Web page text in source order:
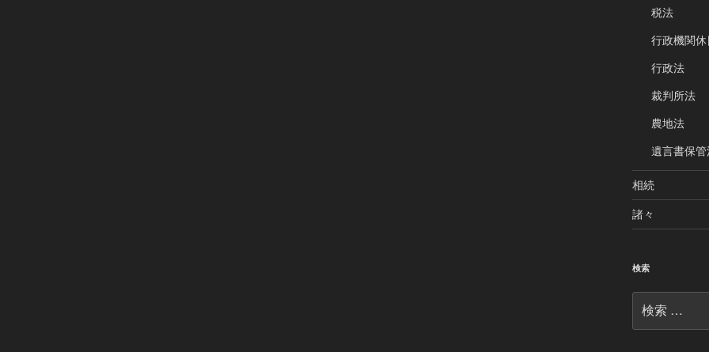
税法
行政機関休
行政法
裁判所法
農地法
遺言書保管
相続
諸々
検索
索: